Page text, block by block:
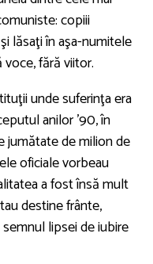
copiii
lăsaţi în aşa-numitele
fără viitor.
unde suferinţa era
anilor ’90, în
jumătate de milion de
oficiale vorbeau
a fost însă mult
destine frânte,
lipsei de iubire